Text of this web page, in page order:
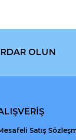
OLUN
Satış